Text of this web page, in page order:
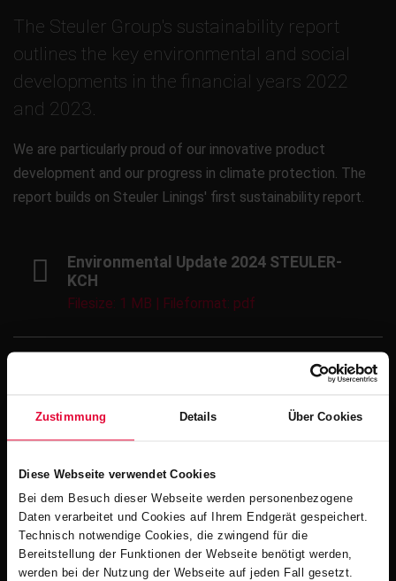
Zustimmung Details Über Cookies
Diese Webseite verwendet Cookies
Bei dem Besuch dieser Webseite werden personenbezogene
Daten verarbeitet und Cookies auf Ihrem Endgerät gespeichert.
Technisch notwendige Cookies, die zwingend für die
Bereitstellung der Funktionen der Webseite benötigt werden,
werden bei der Nutzung der Webseite auf jeden Fall gesetzt.
The Steuler Group's sustainability report
outlines the key environmental and social
developments in the financial years 2022
and 2023.
We are particularly proud of our innovative product
development and our progress in climate protection. The
report builds on Steuler Linings' first sustainability report.
Environmental Update 2024 STEULER-
KCH
Filesize: 1 MB | Fileformat: pdf
Sustainability Report 2023 Steuler Group
Filesize: 1 MB | Fileformat: pdf
Linings
Filesize: 4 MB | Fileformat: pdf